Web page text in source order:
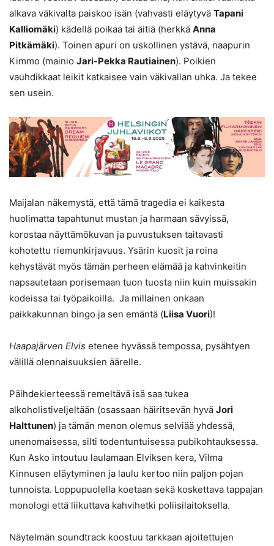
alkava väkivalta paiskoo isän (vahvasti eläytyvä Tapani
Kalliomäki) kädellä poikaa tai äitiä (herkkä Anna
Pitkämäki). Toinen apuri on uskollinen ystävä, naapurin
Kimmo (mainio Jari-Pekka Rautiainen). Poikien
vauhdikkaat leikit katkaisee vain väkivallan uhka. Ja tekee
sen usein.
Maijalan näkemystä, että tämä tragedia ei kaikesta
huolimatta tapahtunut mustan ja harmaan sävyissä,
korostaa näyttämökuvan ja puvustuksen taitavasti
kohotettu riemunkirjavuus. Ysärin kuosit ja roina
kehystävät myös tämän perheen elämää ja kahvinkeitin
napsautetaan porisemaan tuon tuosta niin kuin muissakin
kodeissa tai työpaikoilla. Ja millainen onkaan
paikkakunnan bingo ja sen emäntä (Liisa Vuori)!
Haapajärven Elvis etenee hyvässä tempossa, pysähtyen
välillä olennaisuuksien äärelle.
Päihdekierteessä remeltävä isä saa tukea
alkoholistiveljeltään (osassaan häiritsevän hyvä Jori
Halttunen) ja tämän menon olemus selviää yhdessä,
unenomaisessa, silti todentuntuisessa pubikohtauksessa.
Kun Asko intoutuu laulamaan Elviksen kera, Vilma
Kinnusen eläytyminen ja laulu kertoo niin paljon pojan
tunnoista. Loppupuolella koetaan sekä koskettava tappajan
monologi että liikuttava kahvihetki poliisilaitoksella.
Näytelmän soundtrack koostuu tarkkaan ajoitettujen